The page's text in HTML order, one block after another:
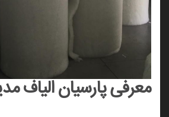
معرفی پارسیان الیاف مدیا